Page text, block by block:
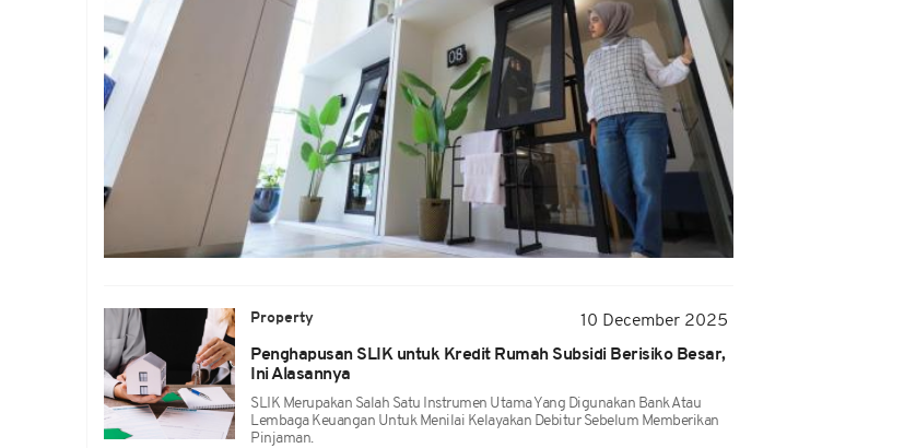
Property
10 December 2025
Penghapusan SLIK untuk Kredit Rumah Subsidi Berisiko Besar,
Ini Alasannya
SLIK Merupakan Salah Satu Instrumen Utama Yang Digunakan Bank Atau
Lembaga Keuangan Untuk Menilai Kelayakan Debitur Sebelum Memberikan
Pinjaman.